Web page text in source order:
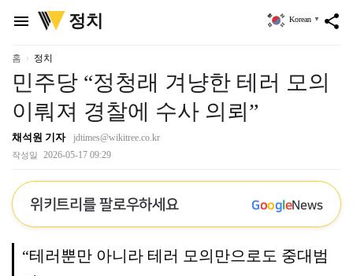
menu
위
키
정치 share
Korean ▼
홈 정치
민주당 “정청래 겨냥한 테러 모의
이뤄져 경찰에 수사 의뢰”
채석원 기자 jdtimes@wikitree.co.kr
작성일 2026-05-17 09:29
위키트리를 팔로우하세요 GoogleNews
“테러뿐만 아니라 테러 모의만으로도 중대범